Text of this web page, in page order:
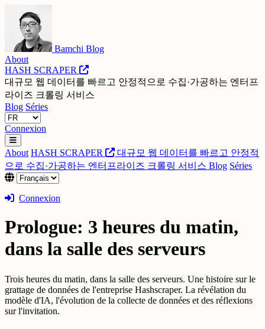
Bamchi Blog
About
HASH SCRAPER
대규모 웹 데이터를 빠르고 안정적으로 수집·가공하는 엔터프
라이즈 크롤링 서비스
Blog Séries
Connexion
About HASH SCRAPER
대규모 웹 데이터를 빠르고 안정적
으로 수집·가공하는 엔터프라이즈 크롤링 서비스 Blog Séries
Connexion
Prologue: 3 heures du matin,
dans la salle des serveurs
Trois heures du matin, dans la salle des serveurs. Une histoire sur le
grattage de données de l'entreprise Hashscraper. La révélation du
modèle d'IA, l'évolution de la collecte de données et des réflexions
sur l'invitation.